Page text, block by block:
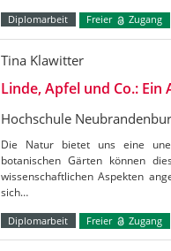
Diplomarbeit Freier Zugang
Tina Klawitter
Linde, Apfel und Co.:
Hochschule
Die Natur bietet uns eine
botanischen Gärten können
wissenschaftlichen Aspekten
sich…
Diplomarbeit Freier Zugang